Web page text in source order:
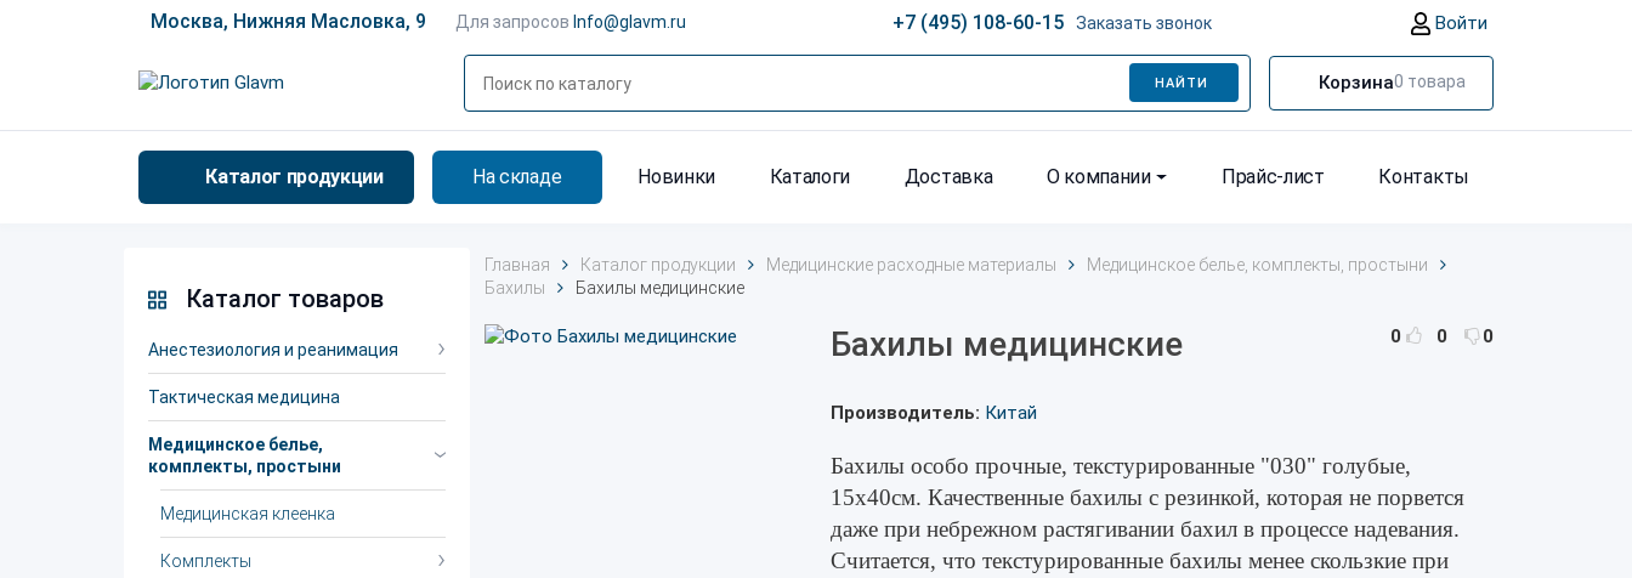
Москва, Нижняя Масловка, 9 Для запросов Info@glavm.ru +7 (495) 108-60-15 Заказать звонок Войти
НАЙТИ Корзина0 товара
Каталог продукции На складе Новинки Каталоги Доставка О компании Прайс-лист Контакты
Каталог товаров
Анестезиология и реанимация
Тактическая медицина
Медицинское белье,
комплекты, простыни
Медицинская клеенка
Комплекты
Главная Каталог продукции Медицинские расходные материалы
Медицинское белье, комплекты, простыни
Бахилы
Бахилы медицинские
Бахилы медицинские 0 0 0
Производитель: Китай
Бахилы особо прочные, текстурированные "030" голубые,
15х40см. Качественные бахилы с резинкой, которая не порвется
даже при небрежном растягивании бахил в процессе надевания.
Считается, что текстурированные бахилы менее скользкие при